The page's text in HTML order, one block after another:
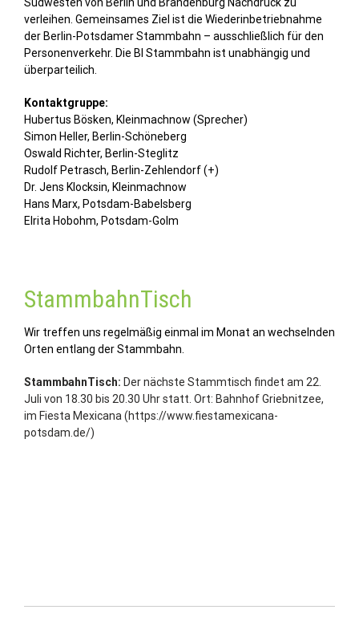
verleihen. Gemeinsames Ziel ist die Wiederinbetriebnahme
der Berlin-Potsdamer Stammbahn – ausschließlich für den
Personenverkehr. Die BI Stammbahn ist unabhängig und
überparteilich.
Kontaktgruppe:
Hubertus Bösken, Kleinmachnow (Sprecher)
Simon Heller, Berlin-Schöneberg
Oswald Richter, Berlin-Steglitz
Rudolf Petrasch, Berlin-Zehlendorf (+)
Dr. Jens Klocksin, Kleinmachnow
Hans Marx, Potsdam-Babelsberg
Elrita Hobohm, Potsdam-Golm
StammbahnTisch
Wir treffen uns regelmäßig einmal im Monat an wechselnden
Orten entlang der Stammbahn.
StammbahnTisch: Der nächste Stammtisch findet am 22.
Juli von 18.30 bis 20.30 Uhr statt. Ort: Bahnhof Griebnitzee,
im Fiesta Mexicana (https://www.fiestamexicana-
potsdam.de/)